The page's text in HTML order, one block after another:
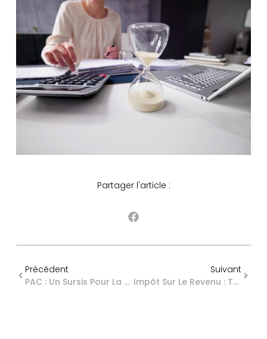
Partager l'article :
Précédent
PAC : Un Sursis Pour La Demande Unique
Suivant
Impôt Sur Le Revenu : Tour D’horizon Des Avantages Fiscaux Liés À La Famille